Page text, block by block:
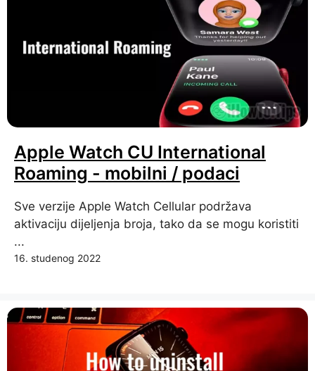
Apple Watch CU International
Roaming - mobilni / podaci
Sve verzije Apple Watch Cellular podržava
aktivaciju dijeljenja broja, tako da se mogu koristiti
...
16. studenog 2022